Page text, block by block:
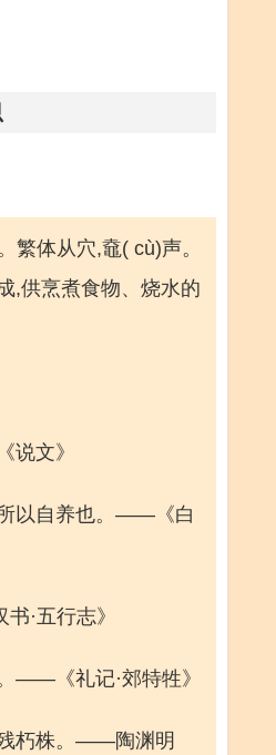
繁体从穴,鼀( cù)声。
,供烹煮食物、烧水的
文》
以自养也。——《白
·五行志》
——《礼记·郊特牲》
朽株。——陶渊明